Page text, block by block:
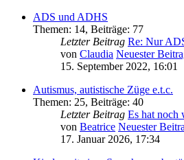
ADS und ADHS
Themen: 14, Beiträge: 77
Letzter Beitrag Re: Nur
von Claudia Neuester
15. September 2022, 16:01
Autismus, autistische Züge e.t.c.
Themen: 25, Beiträge: 40
Letzter Beitrag Es hat
von Beatrice Neuester
17. Januar 2026, 17:34